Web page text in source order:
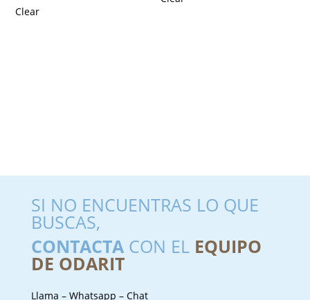
Clear
SI NO ENCUENTRAS LO QUE
BUSCAS,
CONTACTACON EL EQUIPO
DE ODARIT
Llama – Whatsapp – Chat